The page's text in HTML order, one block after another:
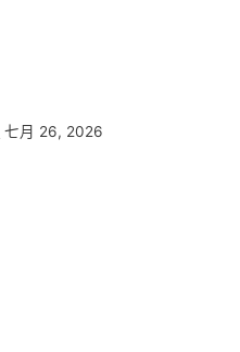
七月 26, 2026